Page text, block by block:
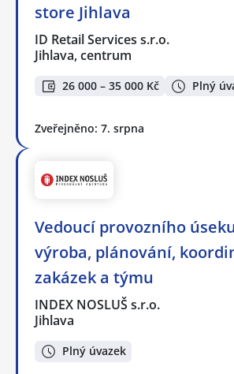
store Jihlava
ID Retail Services s.r.o.
Jihlava, centrum
26 000 – 35 000 Kč Plný
Zveřejněno: 7. srpna
Vedoucí provozního
výroba, plánování,
zakázek a týmu
INDEX NOSLUŠ s.r.o.
Jihlava
Plný úvazek